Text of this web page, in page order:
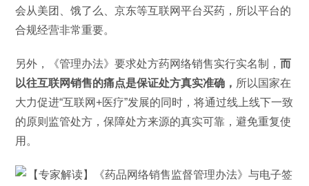
会从美团、饿了么、京东等互联网平台买药，所以平台的
合规经营非常重要。
另外，《管理办法》要求处方药网络销售实行实名制，而
以往互联网销售的痛点是保证处方真实准确， 所以国家在
大力促进“互联网+医疗”发展的同时，将通过线上线下一致
的原则监管处方，保障处方来源的真实可靠，避免重复使
用。